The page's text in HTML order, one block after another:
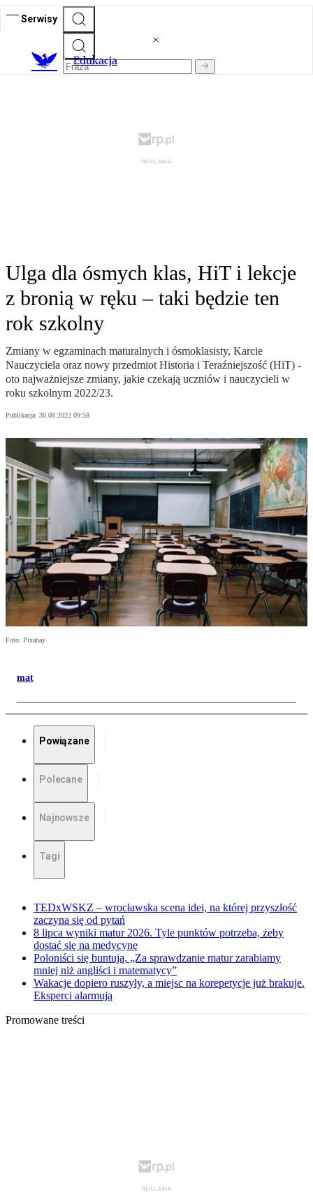
Serwisy
Edukacja
Ulga dla ósmych klas, HiT i lekcje
z bronią w ręku – taki będzie ten
rok szkolny
Zmiany w egzaminach maturalnych i ósmoklasisty, Karcie
Nauczyciela oraz nowy przedmiot Historia i Teraźniejszość (HiT) -
oto najważniejsze zmiany, jakie czekają uczniów i nauczycieli w
roku szkolnym 2022/23.
Publikacja: 30.08.2022 09:58
Foto: Pixabay
mat
Powiązane
Polecane
Najnowsze
Tagi
TEDxWSKZ – wrocławska scena idei, na której przyszłość
zaczyna się od pytań
8 lipca wyniki matur 2026. Tyle punktów potrzeba, żeby
dostać się na medycynę
Poloniści się buntują. „Za sprawdzanie matur zarabiamy
mniej niż angliści i matematycy”
Wakacje dopiero ruszyły, a miejsc na korepetycje już brakuje.
Eksperci alarmują
Promowane treści